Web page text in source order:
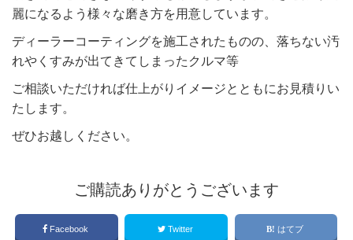
麗になるよう様々な磨き方を用意しています。
ディーラーコーティングを施工されたものの、落ちない汚
れやくすみが出てきてしまったクルマ等
ご相談いただければ仕上がりイメージとともにお見積りい
たします。
ぜひお越しください。
ご購読ありがとうございます
Facebook Twitter はてブ